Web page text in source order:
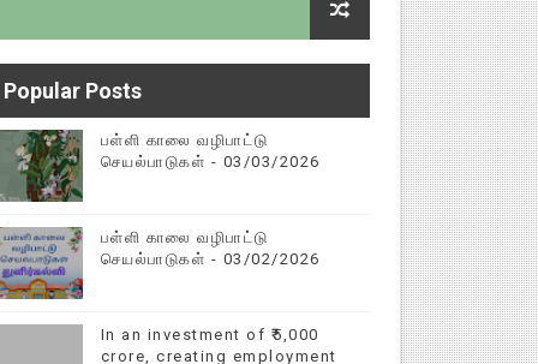
Popular Posts
பள்ளி காலை வழிபாட்டு
செயல்பாடுகள் - 03/03/2026
பள்ளி காலை வழிபாட்டு
செயல்பாடுகள் - 03/02/2026
In an investment of ₹5,000
crore, creating employment